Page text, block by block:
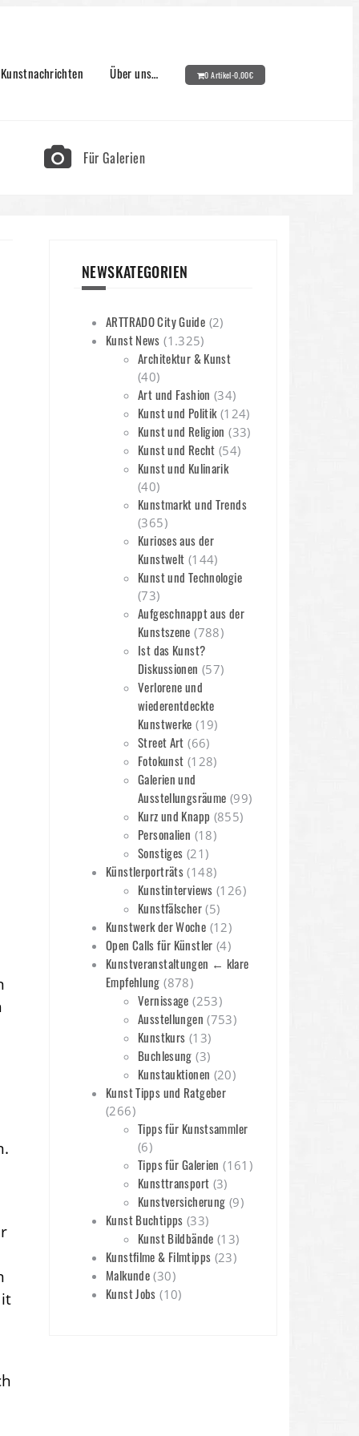
Kunstnachrichten Über uns… 0 Artikel-0,00€
Für Galerien
NEWSKATEGORIEN
ARTTRADO City Guide (2)
Kunst News (1.325)
Architektur & Kunst
(40)
Art und Fashion (34)
Kunst und Politik(124)
Kunst und Religion (33)
Kunst und Recht (54)
Kunst und Kulinarik
(40)
Kunstmarkt und Trends
(365)
Kurioses aus der
Kunstwelt (144)
Kunst und Technologie
(73)
Aufgeschnappt aus der
Kunstszene (788)
Ist das Kunst?
Diskussionen (57)
Verlorene und
wiederentdeckte
Kunstwerke (19)
Street Art (66)
Fotokunst (128)
Galerien und
Ausstellungsräume (99)
Kurz und Knapp (855)
Personalien (18)
Sonstiges (21)
Künstlerporträts (148)
Kunstinterviews (126)
Kunstfälscher(5)
Kunstwerk der Woche (12)
Open Calls für Künstler (4)
Kunstveranstaltungen ← klare
Empfehlung (878)
Vernissage (253)
Ausstellungen (753)
Kunstkurs (13)
Buchlesung (3)
Kunstauktionen (20)
Kunst Tipps und Ratgeber
(266)
Tipps für Kunstsammler
(6)
Tipps für Galerien (161)
Kunsttransport (3)
Kunstversicherung (9)
Kunst Buchtipps (33)
Kunst Bildbände (13)
Kunstfilme & Filmtipps (23)
Malkunde (30)
Kunst Jobs (10)